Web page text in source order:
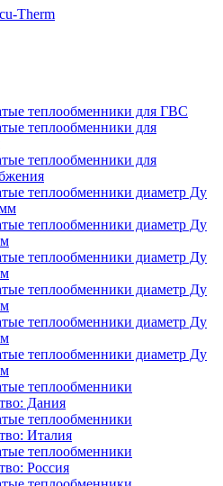
Therm
теплообменники для ГВС
теплообменники для
теплообменники для
теплообменники диаметр Ду
теплообменники диаметр Ду
теплообменники диаметр Ду
теплообменники диаметр Ду
теплообменники диаметр Ду
теплообменники диаметр Ду
теплообменники
Дания
теплообменники
Италия
теплообменники
Россия